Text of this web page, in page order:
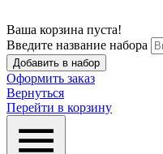
Ваша корзина пуста!
Введите название набора
Добавить в набор
Оформить заказ
Вернуться
Перейти в корзину